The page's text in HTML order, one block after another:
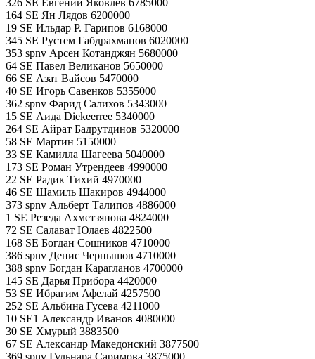
326 SE Евгений Яковлев 6785000
164 SE Ян Лядов 6200000
19 SE Ильдар Р. Гарипов 6168000
345 SE Рустем Габдрахманов 6020000
353 spnv Арсен Котанджян 5680000
64 SE Павел Великанов 5650000
66 SE Азат Вайсов 5470000
40 SE Игорь Савенков 5355000
362 spnv Фарид Салихов 5343000
15 SE Аида Diekeerree 5340000
264 SE Айрат Бадрутдинов 5320000
58 SE Мартин 5150000
33 SE Камилла Шагеева 5040000
173 SE Роман Утрендеев 4990000
22 SE Радик Тихий 4970000
46 SE Шамиль Шакиров 4944000
373 spnv Альберт Талипов 4886000
1 SE Резеда Ахметзянова 4824000
72 SE Салават Юлаев 4822500
168 SE Богдан Сошников 4710000
386 spnv Денис Чернышов 4710000
388 spnv Богдан Карагланов 4700000
145 SE Дарья Прибора 4420000
53 SE Ибрагим Афелай 4257500
252 SE Альбина Гусева 4211000
10 SE1 Александр Иванов 4080000
30 SE Хмурый 3883500
67 SE Александр Македонский 3877500